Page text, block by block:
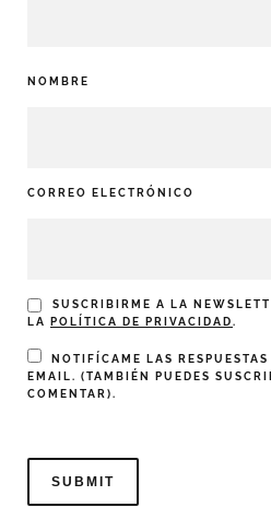
NOMBRE
CORREO ELECTRÓNICO
SUSCRIBIRME A LA
LA
POLÍTICA DE PRIVACIDAD.
NOTIFÍCAME LAS
EMAIL. (TAMBIÉN PUEDES
COMENTAR).